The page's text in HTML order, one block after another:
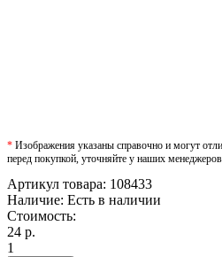
* Изображения указаны справочно и могут
перед покупкой, уточняйте у наших
Артикул товара: 108433
Наличие: Есть в наличии
Стоимость:
24 р.
1